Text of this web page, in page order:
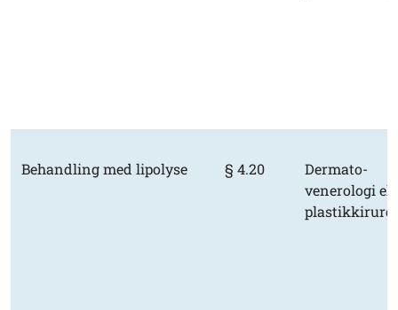
Behandling med lipolyse § 4.20
Dermato-
venerologi
plastikkirurgi